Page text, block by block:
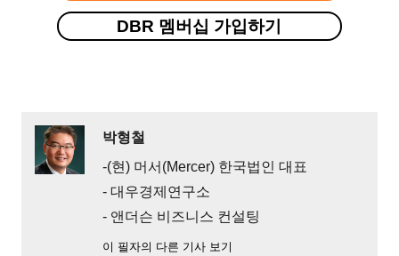
DBR 멤버십 가입하기
박형철
-(현) 머서(Mercer) 한국법인 대표
- 대우경제연구소
- 앤더슨 비즈니스 컨설팅
이 필자의 다른 기사 보기